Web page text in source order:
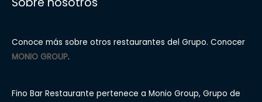
Conoce más sobre otros restaurantes del Grupo. Conocer
MONIO GROUP.
Fino Bar Restaurante pertenece a Monio Group, Grupo de